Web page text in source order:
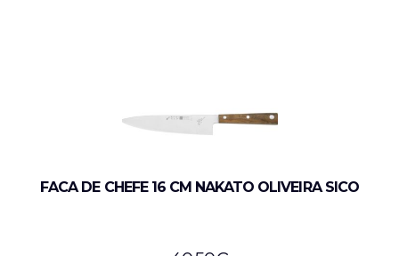
FACA DE CHEFE 16 CM NAKATO OLIVEIRA SICO